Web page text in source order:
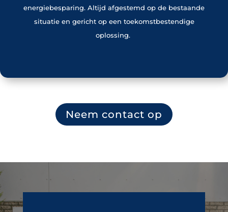
energiebesparing. Altijd afgestemd op de bestaande
situatie en gericht op een toekomstbestendige
oplossing.
Neem contact op